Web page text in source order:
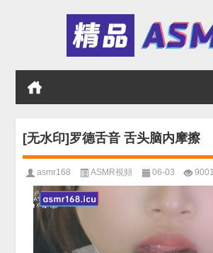
[无水印]罗德舌音 舌头脑内摩擦
asmr168 ASMR視頻 06-03 9001